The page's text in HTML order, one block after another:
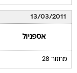
13/03/2011
אספניול
מחזור 28